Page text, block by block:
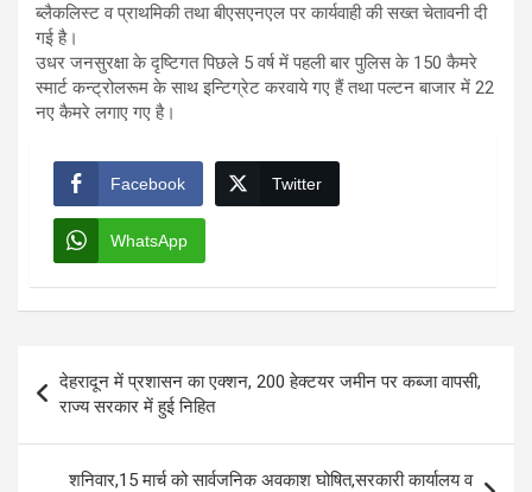
ब्लैकलिस्ट व प्राथमिकी तथा बीएसएनएल पर कार्यवाही की सख्त चेतावनी दी
गई है।
उधर जनसुरक्षा के दृष्टिगत पिछले 5 वर्ष में पहली बार पुलिस के 150 कैमरे
स्मार्ट कन्ट्रोलरूम के साथ इन्टिग्रेट करवाये गए हैं तथा पल्टन बाजार में 22
नए कैमरे लगाए गए है।
Facebook Twitter
WhatsApp
Post
navigation
देहरादून में प्रशासन का एक्शन, 200 हेक्टयर जमीन पर कब्जा वापसी,
राज्य सरकार में हुई निहित
शनिवार,15 मार्च को सार्वजनिक अवकाश घोषित,सरकारी कार्यालय व